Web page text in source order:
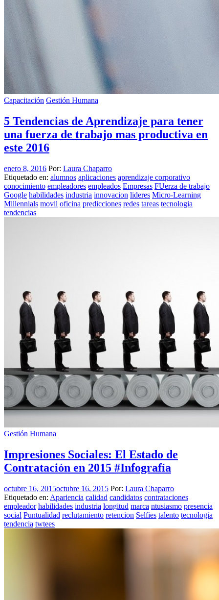
Capacitación Gestión Humana
5 Tendencias de Aprendizaje para tener
una fuerza de trabajo mas productiva en
este 2016
enero 8, 2016 Por: Laura Chaparro
Etiquetado en: alumnos aplicaciones aprendizaje corporativo
conocimiento empleadores empleados Empresas FUerza de trabajo
Google habilidades industria innovacion lideres Micro-Learning
Millennials movil oficina predicciones redes tareas tecnologia
tendencias
Gestión Humana
Impresiones Sociales: El Estado de
Contratación en 2015 #Infografía
octubre 16, 2015octubre 16, 2015 Por: Laura Chaparro
Etiquetado en: Apariencia calidad candidatos contrataciones
empleador habilidades industria longitud marca ntusiasmo presencia
social Puntualidad reclutamiento retencion Selfies talento tecnologia
tendencia twtees